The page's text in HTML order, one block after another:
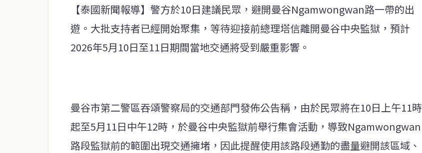
【泰國新聞報導】警方於10日建議民眾，避開曼谷Ngamwongwan路一帶的出
遊。大批支持者已經開始聚集，等待迎接前總理塔信離開曼谷中央監獄，預計
2026年5月10日至11日期間當地交通將受到嚴重影響。
曼谷市第二警區吞頌警察局的交通部門發佈公告稱，由於民眾將在10日上午11時
起至5月11日中午12時，於曼谷中央監獄前舉行集會活動，導致Ngamwongwan
路段監獄前的範圍出現交通擁堵，因此提醒使用該路段通勤的盡量避開該區域、